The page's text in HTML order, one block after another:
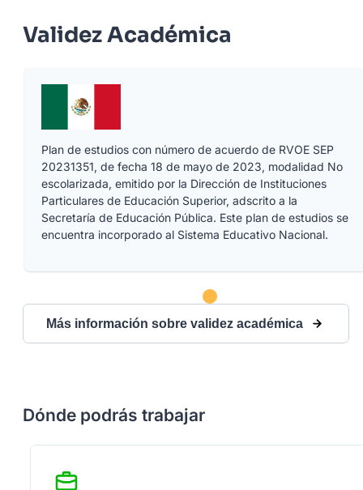
Validez Académica
Plan de estudios con número de acuerdo de RVOE SEP
20231351, de fecha 18 de mayo de 2023, modalidad No
escolarizada, emitido por la Dirección de Instituciones
Particulares de Educación Superior, adscrito a la
Secretaría de Educación Pública. Este plan de estudios se
encuentra incorporado al Sistema Educativo Nacional.
Más información sobre validez académica
Dónde podrás trabajar